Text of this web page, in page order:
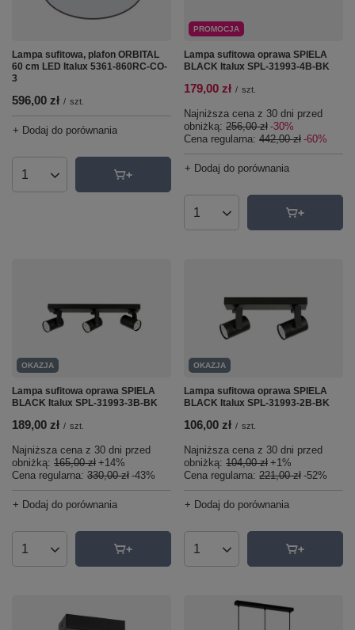
Lampa sufitowa, plafon ORBITAL
60 cm LED Italux 5361-860RC-CO-
3
596,00 zł / szt.
+ Dodaj do porównania
Ilość produktów
PROMOCJA
Lampa sufitowa oprawa SPIELA
BLACK Italux SPL-31993-4B-BK
179,00 zł / szt.
Najniższa cena z 30 dni przed
obniżką: 256,00 zł -30%
Cena regularna: 442,00 zł -60%
+ Dodaj do porównania
Ilość produktów
OKAZJA
Lampa sufitowa oprawa SPIELA
BLACK Italux SPL-31993-3B-BK
189,00 zł / szt.
Najniższa cena z 30 dni przed
obniżką: 165,00 zł +14%
Cena regularna: 330,00 zł -43%
+ Dodaj do porównania
Ilość produktów
OKAZJA
Lampa sufitowa oprawa SPIELA
BLACK Italux SPL-31993-2B-BK
106,00 zł / szt.
Najniższa cena z 30 dni przed
obniżką: 104,00 zł +1%
Cena regularna: 221,00 zł -52%
+ Dodaj do porównania
Ilość produktów